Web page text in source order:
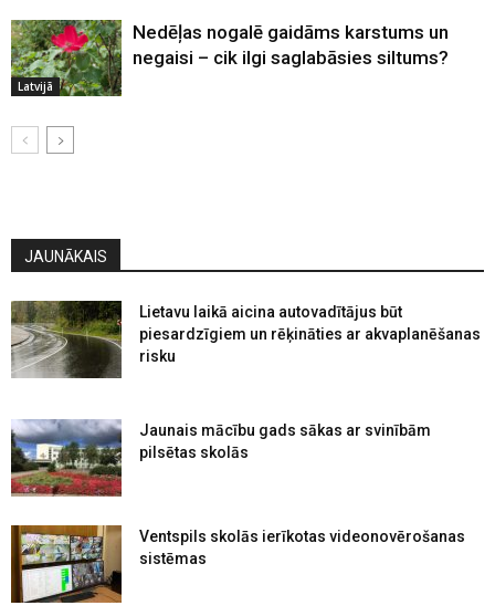
Latvijā
Nedēļas nogalē gaidāms karstums un
negaisi – cik ilgi saglabāsies siltums?
JAUNĀKAIS
Lietavu laikā aicina autovadītājus būt
piesardzīgiem un rēķināties ar akvaplanēšanas
risku
Jaunais mācību gads sākas ar svinībām
pilsētas skolās
Ventspils skolās ierīkotas videonovērošanas
sistēmas